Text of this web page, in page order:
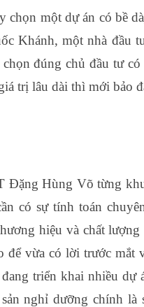
một dự án có bề
Khánh, một nhà đầu
đúng chủ đầu tư
trị lâu dài thì mới bảo
Hùng Võ từng
có sự tính toán
hiệu và chất
để vừa có lời trước mắt
triển khai nhiều dự
nghỉ dưỡng chính là